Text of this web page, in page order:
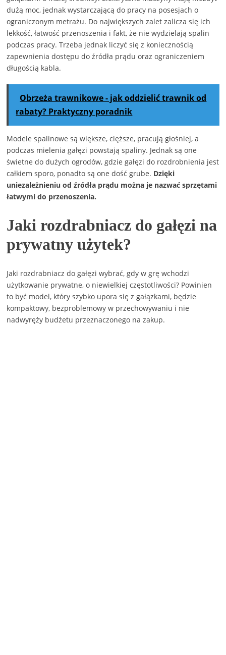
dużą moc, jednak wystarczającą do pracy na posesjach o
ograniczonym metrażu. Do największych zalet zalicza się ich
lekkość, łatwość przenoszenia i fakt, że nie wydzielają spalin
podczas pracy. Trzeba jednak liczyć się z koniecznością
zapewnienia dostępu do źródła prądu oraz ograniczeniem
długością kabla.
Obrzeża trawnikowe - jak oddzielić trawnik od
rabaty? Praktyczny poradnik
Modele spalinowe są większe, cięższe, pracują głośniej, a
podczas mielenia gałęzi powstają spaliny. Jednak są one
świetne do dużych ogrodów, gdzie gałęzi do rozdrobnienia jest
całkiem sporo, ponadto są one dość grube. Dzięki
uniezależnieniu od źródła prądu można je nazwać sprzętami
łatwymi do przenoszenia.
Jaki rozdrabniacz do gałęzi na
prywatny użytek?
Jaki rozdrabniacz do gałęzi wybrać, gdy w grę wchodzi
użytkowanie prywatne, o niewielkiej częstotliwości? Powinien
to być model, który szybko upora się z gałązkami, będzie
kompaktowy, bezproblemowy w przechowywaniu i nie
nadwyręży budżetu przeznaczonego na zakup.